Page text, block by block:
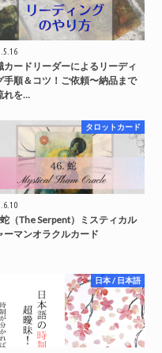
カードリーダーによるリーディ
手順＆コツ！ご依頼〜納品まで
れを…
タロットカード
（The Serpent）ミスティカル
ーマンオラクルカード
日本 / 日本語